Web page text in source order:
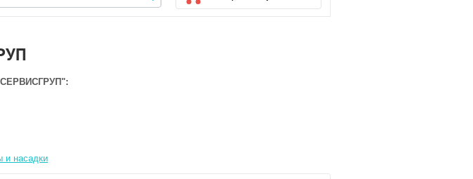
СЕРВИСГРУП":
и насадки